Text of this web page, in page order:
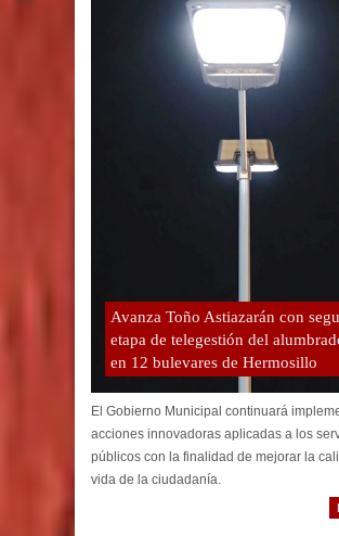
Avanza Toño Astiazarán con
etapa de telegestión del
en 12 bulevares de Hermosillo
El Gobierno Municipal continuará
acciones innovadoras aplicadas a los
públicos con la finalidad de mejorar la
vida de la ciudadanía.